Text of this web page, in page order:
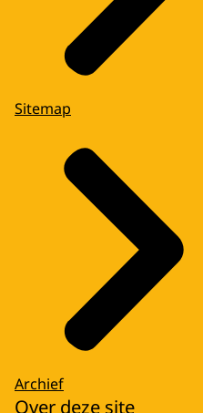
Sitemap
Archief
Over deze site